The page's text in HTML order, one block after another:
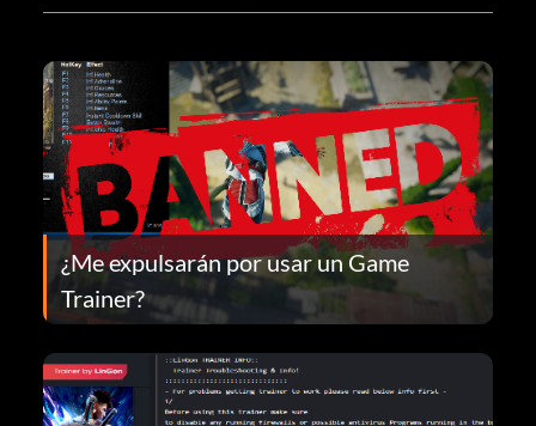
¿Me expulsarán por usar un Game
Trainer?